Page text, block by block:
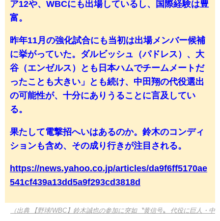
ア12や、WBCにも出場しているし、国際経験は豊
富。
昨年11月の強化試合にも当初は出場メンバー候補
に挙がっていた。ダルビッシュ（パドレス）、大
谷（エンゼルス）とも日本ハムでチームメートだ
ったことも大きい」とも続け、中田翔の代役選出
の可能性が、十分にありうることに言及してい
る。
果たして電撃招へいはあるのか。鈴木のコンディ
ションも含め、その成り行きが注目される。
https://news.yahoo.co.jp/articles/da9f6ff5170ae
541cf439a13dd5a9f293cd3818d
（出典 【野球/WBC】鈴木誠也の参加に突如〝黄信号〟 代役に巨人・中